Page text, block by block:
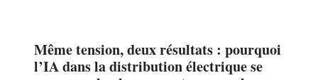
Même tension, deux résultats : pourquoi
l’IA dans la distribution électrique se